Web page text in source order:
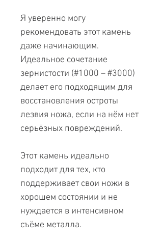
Я уверенно могу
рекомендовать этот камень
даже начинающим.
Идеальное сочетание
зернистости (#1000 – #3000)
делает его подходящим для
восстановления остроты
лезвия ножа, если на нём нет
серьёзных повреждений.
Этот камень идеально
подходит для тех, кто
поддерживает свои ножи в
хорошем состоянии и не
нуждается в интенсивном
съёме металла.